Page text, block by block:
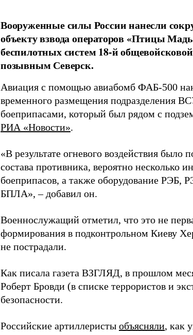
Вооруженные силы России нанесли
объекту взвода операторов «Птицы
беспилотных систем 18-й
позывным Северск.
Авиация с помощью авиабомб ФАБ-500
временного размещения подразделения
боеприпасами, который был рядом с
РИА «Новости».
«В результате огневого воздействия
состава противника, вероятно несколько
боеприпасов, а также оборудование РЭБ,
БПЛА», – добавил он.
Военнослужащий отметил, что это не
формирования в подконтрольном Киеву
не пострадали.
Как писала газета ВЗГЛЯД, в прошлом
Роберт Бровди (в списке террористов и
безопасности.
Российские артиллеристы объясняли, как